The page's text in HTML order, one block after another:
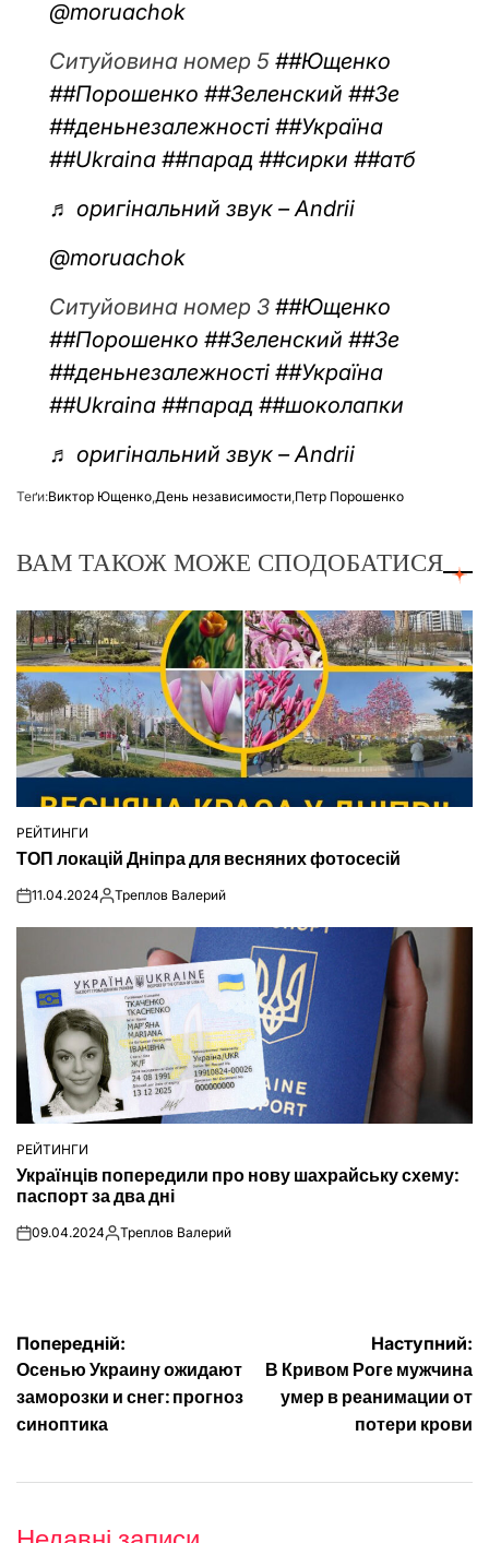
@moruachok
Ситуйовина номер 5 ##Ющенко
##Порошенко ##Зеленский ##Зе
##деньнезалежності ##Україна
##Ukraina ##парад ##сирки ##атб
♬ оригінальний звук – Andrii
@moruachok
Ситуйовина номер 3 ##Ющенко
##Порошенко ##Зеленский ##Зе
##деньнезалежності ##Україна
##Ukraina ##парад ##шоколапки
♬ оригінальний звук – Andrii
Теґи:Виктор Ющенко,День независимости,Петр Порошенко
ВАМ ТАКОЖ МОЖЕ СПОДОБАТИСЯ
ОПУБЛІКУВАТИ
РЕЙТИНГИ
ТОП локацій Дніпра для весняних фотосесій
on11.04.2024Опубліковано
Треплов Валерий
ОПУБЛІКУВАТИ
У
РЕЙТИНГИ
Українців попередили про нову шахрайську схему:
паспорт за два дні
on09.04.2024Опубліковано
Треплов Валерий
Навігація
записів
Попередній:
Осенью Украину ожидают
заморозки и снег: прогноз
синоптика
Наступний:
В Кривом Роге мужчина
умер в реанимации от
потери крови